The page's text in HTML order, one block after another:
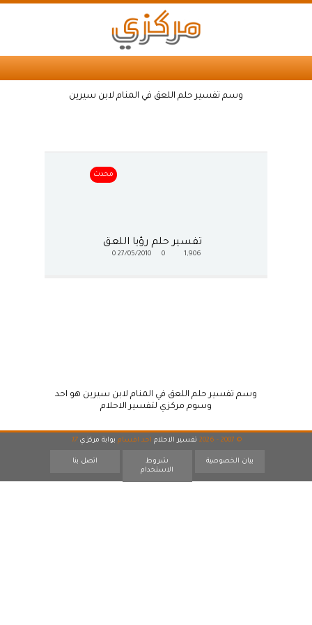
وسم تفسير حلم اللعق في المنام لابن سيرين
محدث
تفسير حلم رؤيا اللعق
1,906
27/05/2010
0
وسم تفسير حلم اللعق في المنام لابن سيرين هو احد
وسوم مركزي لتفسير الاحلام
© 2007 - 2026 تفسير الاحلام احد اقسام بوابة مركزي 17
بيان الخصوصية
شروط
الاستخدام
اتصل بنا